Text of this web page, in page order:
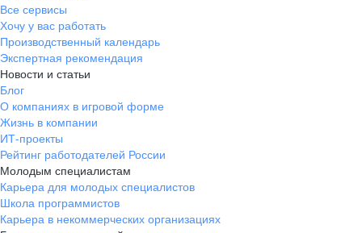
Все сервисы
Хочу у вас работать
Производственный календарь
Экспертная рекомендация
Новости и статьи
Блог
О компаниях в игровой форме
Жизнь в компании
ИТ-проекты
Рейтинг работодателей России
Молодым специалистам
Карьера для молодых специалистов
Школа программистов
Карьера в некоммерческих организациях